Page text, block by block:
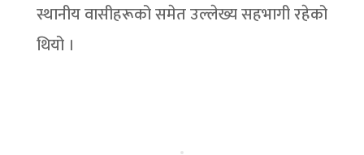
स्थानीय वासीहरूको समेत उल्लेख्य सहभागी रहेको
थियो ।